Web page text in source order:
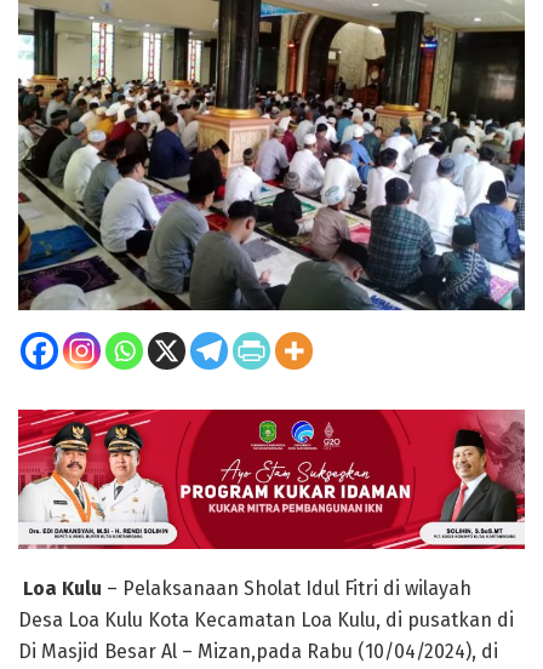
Loa Kulu – Pelaksanaan Sholat Idul Fitri di wilayah
Desa Loa Kulu Kota Kecamatan Loa Kulu, di pusatkan di
Di Masjid Besar Al – Mizan,pada Rabu (10/04/2024), di